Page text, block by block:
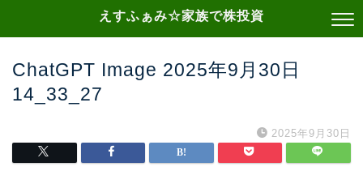
えすふぁみ☆家族で株投資
ChatGPT Image 2025年9月30日
14_33_27
2025年9月30日